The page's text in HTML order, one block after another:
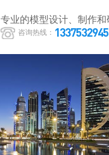
专业的模型设计、制作和
咨询热线：